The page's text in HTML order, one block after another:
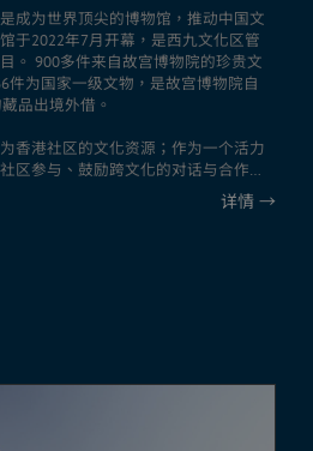
成为世界顶尖的博物馆，推动中国文
于2022年7月开幕，是西九文化区管
。 900多件来自故宫博物院的珍贵文
件为国家一级文物，是故宫博物院自
品出境外借。
香港社区的文化资源；作为一个活力
区参与、鼓励跨文化的对话与合作，
作。博物馆透过学术研究、巡回展览
业人士交流计划，建立全球合作伙伴
名的严迅奇建筑师事务所设计，这座
港城市景观」三大元素。馆内设有九
庭设计将不同楼层连成一体，以传统
师大奖。
详情→